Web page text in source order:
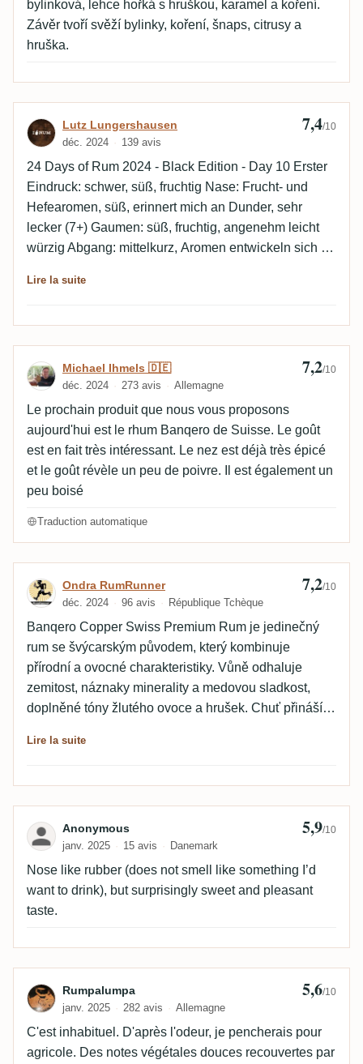
bylinková, lehce hořká s hruškou, karamel a koření.
Závěr tvoří svěží bylinky, koření, šnaps, citrusy a
hruška.
Avis de Lutz Lungershausen
Lutz Lungershausen
déc. 2024 139 avis
7,4/10
24 Days of Rum 2024 - Black Edition - Day 10 Erster
Eindruck: schwer, süß, fruchtig Nase: Frucht- und
Hefearomen, süß, erinnert mich an Dunder, sehr
lecker (7+) Gaumen: süß, fruchtig, angenehm leicht
würzig Abgang: mittelkurz, Aromen entwickeln sich zu
Überraschung, bei einer Blindverkostung hätte ich auf
leichte Gewürze gefallen mir. Gemütlicher
Feierabend-Sipper. Passt vielleicht sogar zum Essen.
Lire la suite
Avis de Michael Ihmels 🇩🇪
Michael Ihmels 🇩🇪
déc. 2024 273 avis Allemagne
7,2/10
Le prochain produit que nous vous proposons
aujourd'hui est le rhum Banqero de Suisse. Le goût
est en fait très intéressant. Le nez est déjà très épicé
et le goût révèle un peu de poivre. Il est également un
peu boisé
Traduction automatique
Avis de Ondra RumRunner
Ondra RumRunner
déc. 2024 96 avis République Tchèque
7,2/10
Banqero Copper Swiss Premium Rum je jedinečný
rum se švýcarským původem, který kombinuje
přírodní a ovocné charakteristiky. Vůně odhaluje
zemitost, náznaky minerality a medovou sladkost,
doplněné tóny žlutého ovoce a hrušek. Chuť přináší
zejména broskví, s jemným nádechem černého čaje a
vyvážených a komplexních chutí. English: Banqero
Copper Swiss Premium Rum is a unique rum with
Swiss origins, combining earthy and fruity
characteristics. The aroma reveals earthiness, hints of
minerality, and honeyed sweetness, complemented
by notes of yellow fruits and pear. On the palate, it
offers a balance of sweetness, spiciness, and fruity
tea and woody spices. This rum appeals to those who
appreciate balanced and complex profiles. Deutsch:
Banqero Copper Swiss Premium Rum ist ein
einzigartiger Rum mit Schweizer Herkunft, der erdige
und fruchtige Charakteristika vereint. Das Aroma zeigt
Erdigkeit, mineralische Noten und eine honigsüße
Lire la suite
Avis de Anonymous
Anonymous
janv. 2025 15 avis Danemark
5,9/10
Nose like rubber (does not smell like something I’d
want to drink), but surprisingly sweet and pleasant
taste.
Avis de Rumpalumpa
Rumpalumpa
janv. 2025 282 avis Allemagne
5,6/10
C'est inhabituel. D'après l'odeur, je pencherais pour
agricole. Des notes végétales douces recouvertes par